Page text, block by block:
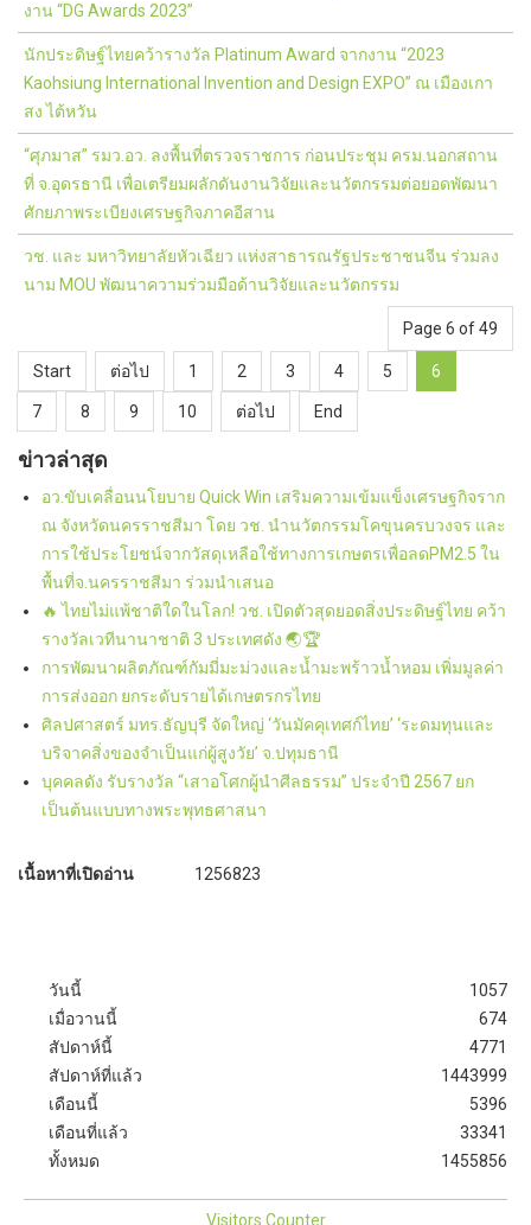
งาน “DG Awards 2023”
นักประดิษฐ์ไทยคว้ารางวัล Platinum Award จากงาน “2023
Kaohsiung International Invention and Design EXPO” ณ เมืองเกา
สง ไต้หวัน
“ศุภมาส” รมว.อว. ลงพื้นที่ตรวจราชการ ก่อนประชุม ครม.นอกสถาน
ที่ จ.อุดรธานี เพื่อเตรียมผลักดันงานวิจัยและนวัตกรรมต่อยอดพัฒนา
ศักยภาพระเบียงเศรษฐกิจภาคอีสาน
วช. และ มหาวิทยาลัยหัวเฉียว แห่งสาธารณรัฐประชาชนจีน ร่วมลง
นาม MOU พัฒนาความร่วมมือด้านวิจัยและนวัตกรรม
Page 6 of 49
Start ต่อไป 1 2 3 4 5 6
7 8 9 10 ต่อไป End
ข่าวล่าสุด
อว.ขับเคลื่อนนโยบาย Quick Win เสริมความเข้มแข็งเศรษฐกิจราก
ณ จังหวัดนครราชสีมา โดย วช. นำนวัตกรรมโคขุนครบวงจร และ
การใช้ประโยชน์จากวัสดุเหลือใช้ทางการเกษตรเพื่อลดPM2.5 ใน
พื้นที่จ.นครราชสีมา ร่วมนำเสนอ
🔥 ไทยไม่แพ้ชาติใดในโลก! วช. เปิดตัวสุดยอดสิ่งประดิษฐ์ไทย คว้า
รางวัลเวทีนานาชาติ 3 ประเทศดัง 🌏🏆
การพัฒนาผลิตภัณฑ์กัมมี่มะม่วงและน้ำมะพร้าวน้ำหอม เพิ่มมูลค่า
การส่งออก ยกระดับรายได้เกษตรกรไทย
ศิลปศาสตร์ มทร.ธัญบุรี จัดใหญ่ ‘วันมัคคุเทศก์ไทย’ ‘ระดมทุนและ
บริจาคสิ่งของจำเป็นแก่ผู้สูงวัย’ จ.ปทุมธานี
บุคคลดัง รับรางวัล “เสาอโศกผู้นำศีลธรรม” ประจำปี 2567 ยก
เป็นต้นแบบทางพระพุทธศาสนา
เนื้อหาที่เปิดอ่าน 1256823
วันนี้
เมื่อวานนี้
สัปดาห์นี้
สัปดาห์ที่แล้ว
เดือนนี้
เดือนที่แล้ว
ทั้งหมด
1057
674
4771
1443999
5396
33341
1455856
Visitors Counter